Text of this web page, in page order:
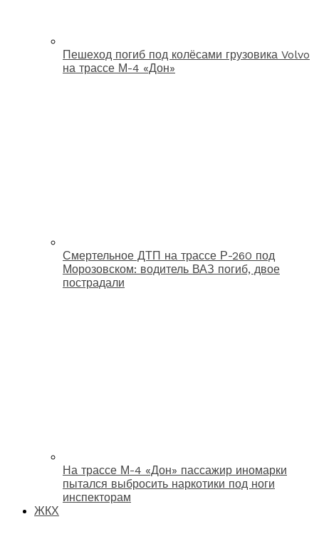
Пешеход погиб под колёсами грузовика Volvo
на трассе М-4 «Дон»
Смертельное ДТП на трассе Р-260 под
Морозовском: водитель ВАЗ погиб, двое
пострадали
На трассе М-4 «Дон» пассажир иномарки
пытался выбросить наркотики под ноги
инспекторам
ЖКХ